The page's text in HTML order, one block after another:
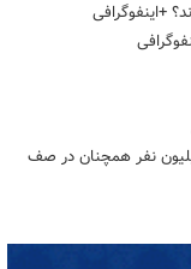
+اینفوگرافی
میلیون نفر همچنان در صف